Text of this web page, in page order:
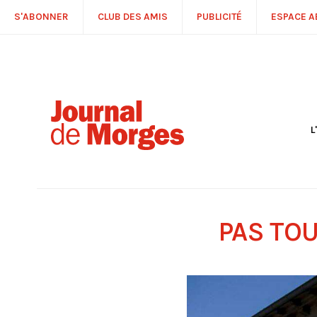
S'ABONNER CLUB DES AMIS PUBLICITÉ ESPACE
PAS